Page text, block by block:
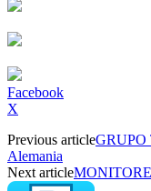
Facebook
X
Previous articleGRUPO
Alemania
Next article